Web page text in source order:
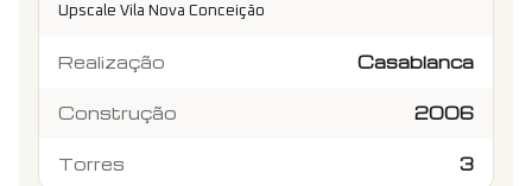
Upscale Vila Nova Conceição
Realização Casablanca
Construção 2006
Torres 3